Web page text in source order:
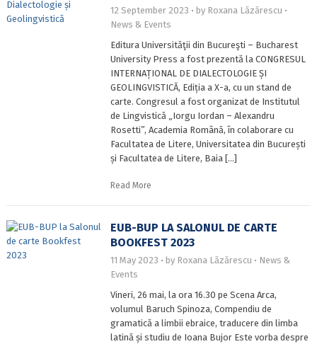
12 September 2023 by Roxana Lăzărescu
News & Events
Editura Universităţii din Bucureşti – Bucharest
University Press a fost prezentă la CONGRESUL
INTERNAȚIONAL DE DIALECTOLOGIE ȘI
GEOLINGVISTICĂ, Ediția a X-a, cu un stand de
carte. Congresul a fost organizat de Institutul
de Lingvistică „Iorgu Iordan – Alexandru
Rosetti”, Academia Română, în colaborare cu
Facultatea de Litere, Universitatea din București
și Facultatea de Litere, Baia […]
Read More
EUB-BUP LA SALONUL DE CARTE
BOOKFEST 2023
11 May 2023 by Roxana Lăzărescu
News &
Events
Vineri, 26 mai, la ora 16.30 pe Scena Arca,
volumul Baruch Spinoza, Compendiu de
gramatică a limbii ebraice, traducere din limba
latină și studiu de Ioana Bujor Este vorba despre